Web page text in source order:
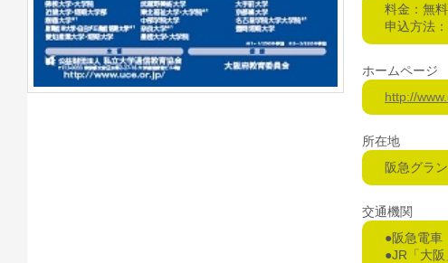
料金：無料
申込方法
ホームページ
http://
所在地
阪急グラ
交通機関
●阪急電車
●JR「大阪